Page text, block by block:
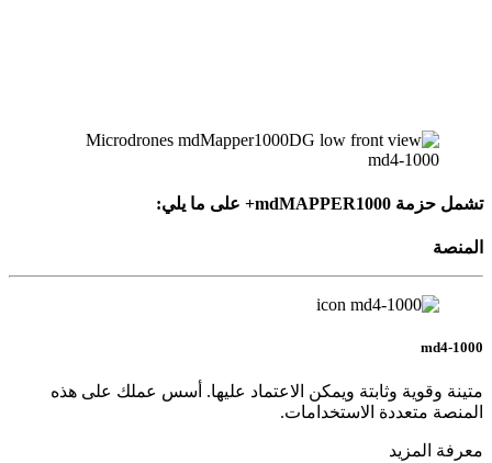
تشمل حزمة mdMAPPER1000+ على ما يلي:
المنصة
md4-1000
متينة وقوية وثابتة ويمكن الاعتماد عليها. أسس عملك على هذه
المنصة متعددة الاستخدامات.
معرفة المزيد